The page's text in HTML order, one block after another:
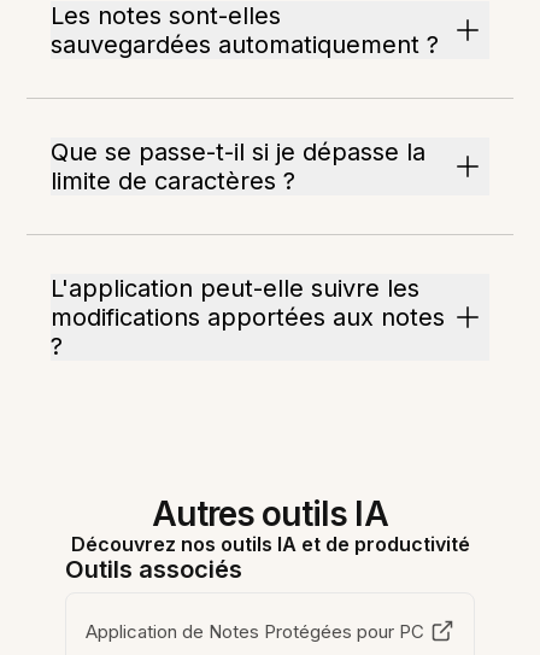
Les notes sont-elles
sauvegardées automatiquement ?
Que se passe-t-il si je dépasse la
limite de caractères ?
L'application peut-elle suivre les
modifications apportées aux notes
?
Autres outils IA
Découvrez nos outils IA et de productivité
Outils associés
Application de Notes Protégées pour PC